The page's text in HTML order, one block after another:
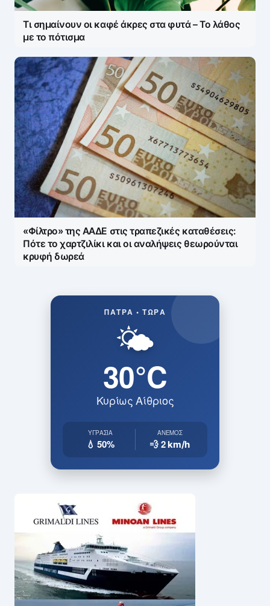
Τι σημαίνουν οι καφέ άκρες στα φυτά – Το λάθος
με το πότισμα
«Φίλτρο» της ΑΑΔΕ στις τραπεζικές καταθέσεις:
Πότε το χαρτζιλίκι και οι αναλήψεις θεωρούνται
κρυφή δωρεά
ΠΆΤΡΑ • ΤΏΡΑ
🌤️
30°C
Κυρίως Αίθριος
ΥΓΡΑΣΊΑ
💧 50%
ΆΝΕΜΟΣ
💨 2km/h